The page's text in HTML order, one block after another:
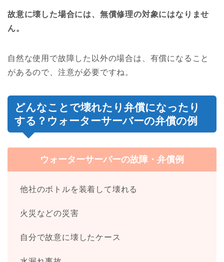
故意に壊した場合には、無償修理の対象にはなりませ
ん。
自然な使用で故障した以外の場合は、有償になること
があるので、注意が必要ですね。
どんなことで壊れたり弁償になったり
する？ウォーターサーバーの弁償の例
ウォーターサーバーの故障・弁償例
他社のボトルを装着して壊れる
火災などの災害
自分で故意に壊したケース